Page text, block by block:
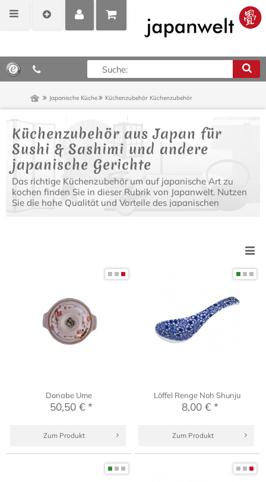
MEIN
POSITIONEN
ANZEIGEN
0,00 €*
Japanische Küche Küchenzubehör Küchenzubehör
Küchenzubehör aus Japan für
Sushi & Sashimi und andere
japanische Gerichte
Das richtige Küchenzubehör um auf japanische Art zu
kochen finden Sie in dieser Rubrik von Japanwelt. Nutzen
Sie die hohe Qualität und Vorteile des japanischen
Donabe Ume
50,50 € *
Zum Produkt
Löffel Renge Noh Shunju
8,00 € *
Zum Produkt